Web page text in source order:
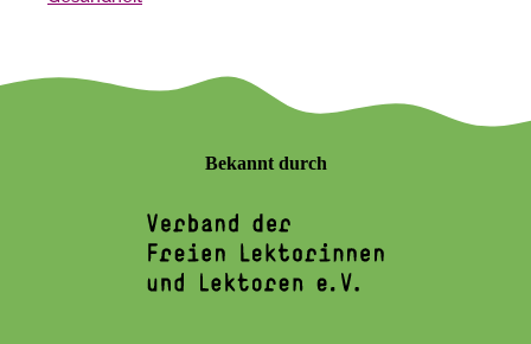
Bekannt durch